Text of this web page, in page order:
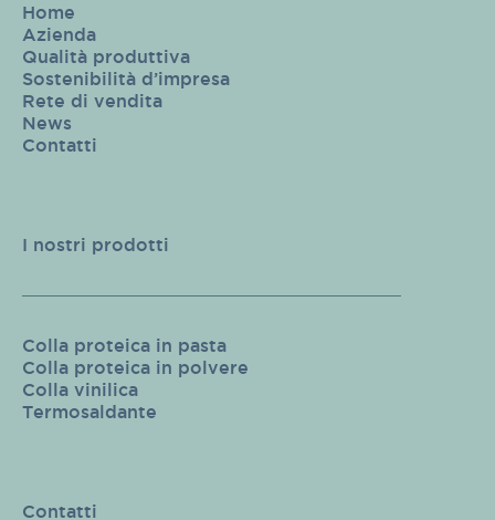
Home
Azienda
Qualità produttiva
Sostenibilità d’impresa
Rete di vendita
News
Contatti
I nostri prodotti
Colla proteica in pasta
Colla proteica in polvere
Colla vinilica
Termosaldante
Contatti